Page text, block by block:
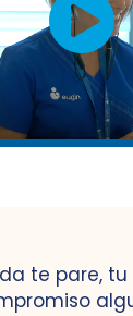
te pare,